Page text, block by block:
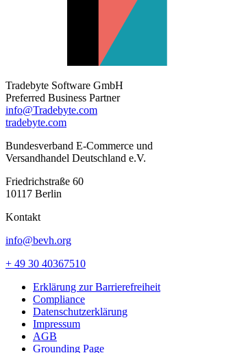
Tradebyte Software GmbH
Preferred Business Partner
info@Tradebyte.com
tradebyte.com
Bundesverband E-Commerce und
Versandhandel Deutschland e.V.
Friedrichstraße 60
10117 Berlin
Kontakt
info@bevh.org
+ 49 30 40367510
Erklärung zur Barrierefreiheit
Compliance
Datenschutzerklärung
Impressum
AGB
Grounding Page